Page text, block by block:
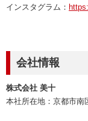
インスタグラム：
会社情報
株式会社 美十
本社所在地：京都市南